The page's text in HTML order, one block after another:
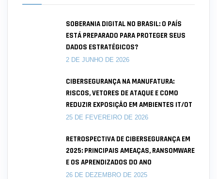
SOBERANIA DIGITAL NO BRASIL: O PAÍS
ESTÁ PREPARADO PARA PROTEGER SEUS
DADOS ESTRATÉGICOS?
2 DE JUNHO DE 2026
CIBERSEGURANÇA NA MANUFATURA:
RISCOS, VETORES DE ATAQUE E COMO
REDUZIR EXPOSIÇÃO EM AMBIENTES IT/OT
25 DE FEVEREIRO DE 2026
RETROSPECTIVA DE CIBERSEGURANÇA EM
2025: PRINCIPAIS AMEAÇAS, RANSOMWARE
E OS APRENDIZADOS DO ANO
26 DE DEZEMBRO DE 2025